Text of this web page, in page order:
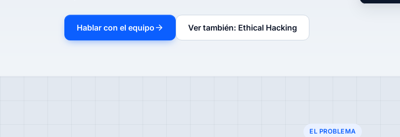
Hablar con el equipo Ver también: Ethical Hacking
EL PROBLEMA